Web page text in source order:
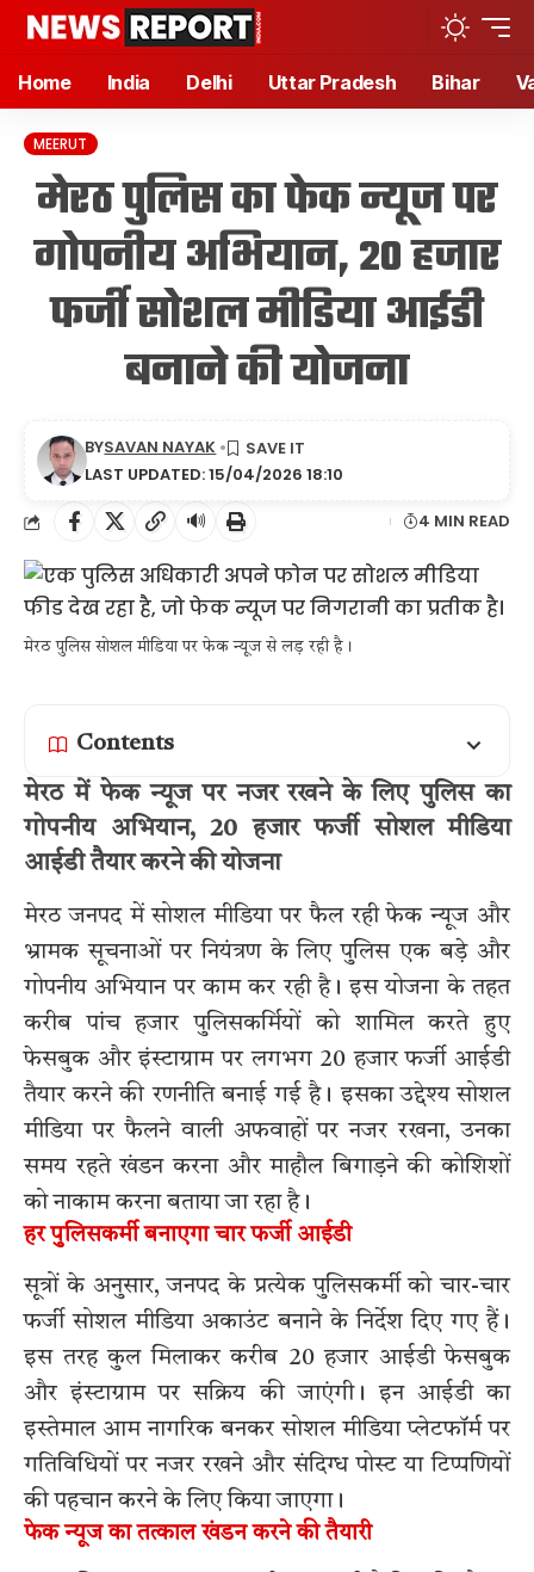
Home India Delhi Uttar Pradesh Bihar
MEERUT
मेरठ पुलिस का फेक न्यूज पर
गोपनीय अभियान, 20 हजार
फर्जी सोशल मीडिया आईडी
बनाने की योजना
LAST UPDATED: 15/04/2026 18:10
BYSAVAN NAYAK
🔊 4 MIN READ
मेरठ पुलिस सोशल मीडिया पर फेक न्यूज से लड़ रही है।
Contents
मेरठ में फेक न्यूज पर नजर रखने के लिए पुलिस का
गोपनीय अभियान, 20 हजार फर्जी सोशल मीडिया
आईडी तैयार करने की योजना
मेरठ जनपद में सोशल मीडिया पर फैल रही फेक न्यूज और
भ्रामक सूचनाओं पर नियंत्रण के लिए पुलिस एक बड़े और
गोपनीय अभियान पर काम कर रही है। इस योजना के तहत
करीब पांच हजार पुलिसकर्मियों को शामिल करते हुए
फेसबुक और इंस्टाग्राम पर लगभग 20 हजार फर्जी आईडी
तैयार करने की रणनीति बनाई गई है। इसका उद्देश्य सोशल
मीडिया पर फैलने वाली अफवाहों पर नजर रखना, उनका
समय रहते खंडन करना और माहौल बिगाड़ने की कोशिशों
को नाकाम करना बताया जा रहा है।
हर पुलिसकर्मी बनाएगा चार फर्जी आईडी
सूत्रों के अनुसार, जनपद के प्रत्येक पुलिसकर्मी को चार-चार
फर्जी सोशल मीडिया अकाउंट बनाने के निर्देश दिए गए हैं।
इस तरह कुल मिलाकर करीब 20 हजार आईडी फेसबुक
और इंस्टाग्राम पर सक्रिय की जाएंगी। इन आईडी का
इस्तेमाल आम नागरिक बनकर सोशल मीडिया प्लेटफॉर्म पर
गतिविधियों पर नजर रखने और संदिग्ध पोस्ट या टिप्पणियों
की पहचान करने के लिए किया जाएगा।
फेक न्यूज का तत्काल खंडन करने की तैयारी